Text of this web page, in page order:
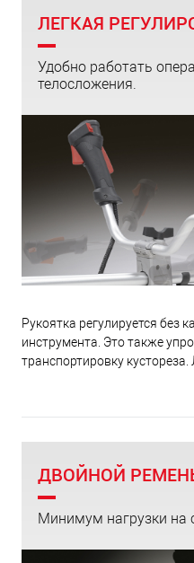
ЛЕГКАЯ
Удобно работать
телосложения.
Рукоятка регулируется без
инструмента. Это также
транспортировку
ДВОЙНОЙ
Минимум нагрузки на